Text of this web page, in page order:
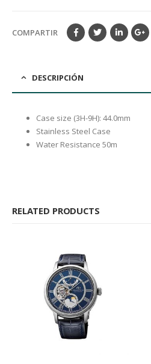
COMPARTIR
DESCRIPCIÓN
Case size (3H-9H): 44.0mm
Stainless Steel Case
Water Resistance 50m
RELATED PRODUCTS